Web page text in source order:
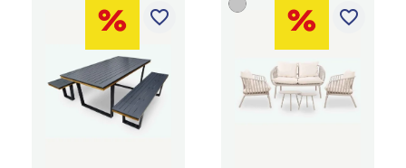
favorite_border favorite_border